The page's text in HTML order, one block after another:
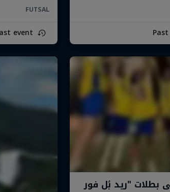
FUTSAL
event